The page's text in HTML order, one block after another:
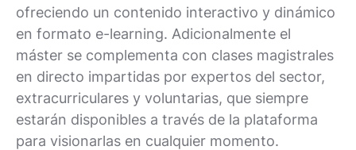
ofreciendo un contenido interactivo y dinámico
en formato e-learning. Adicionalmente el
máster se complementa con clases magistrales
en directo impartidas por expertos del sector,
extracurriculares y voluntarias, que siempre
estarán disponibles a través de la plataforma
para visionarlas en cualquier momento.